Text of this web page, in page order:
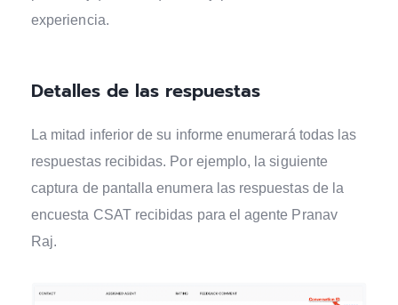
experiencia.
Detalles de las respuestas
La mitad inferior de su informe enumerará todas las
respuestas recibidas. Por ejemplo, la siguiente
captura de pantalla enumera las respuestas de la
encuesta CSAT recibidas para el agente Pranav
Raj.